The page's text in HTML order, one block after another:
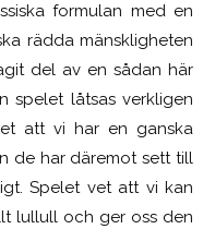
formulan med en
rädda mänskligheten
del av en sådan här
spelet låtsas verkligen
att vi har en ganska
de har däremot sett till
Spelet vet att vi kan
lullull och ger oss den